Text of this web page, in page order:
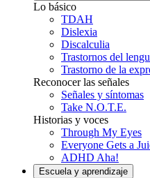
Lo básico
TDAH
Dislexia
Discalculia
Trastornos del
Trastorno de la
Reconocer las señales
Señales y síntomas
Take N.O.T.E.
Historias y voces
Through My Eyes
Everyone Gets a
ADHD Aha!
Escuela y aprendizaje